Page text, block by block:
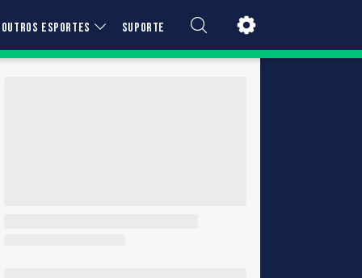
OUTROS ESPORTES SUPORTE